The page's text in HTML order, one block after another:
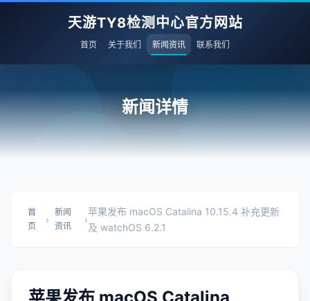
天游TY8检测中心官方网站
首页 关于我们 新闻资讯 联系我们
新闻详情
首
页
›
新闻
资讯
›
苹果发布 macOS Catalina 10.15.4 补充更新
及 watchOS 6.2.1